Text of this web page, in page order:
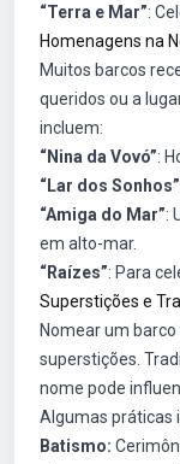
“Terra e Mar”:
Homenagens na
Muitos barcos
queridos ou a
incluem:
“Nina da Vovó”:
“Lar dos Sonhos”
“Amiga do Mar”:
em alto-mar.
“Raízes”: Para
Superstições e
Nomear um
superstições.
nome pode
Algumas práticas
Batismo: